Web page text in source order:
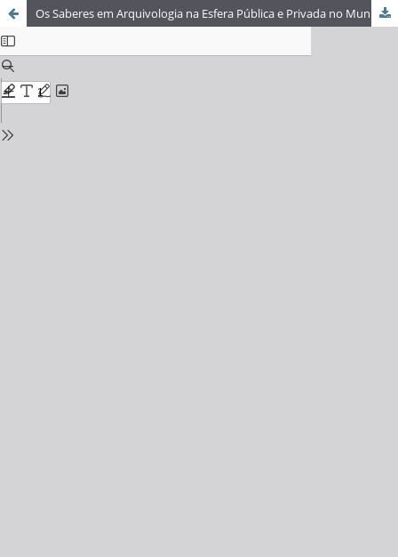
Os Saberes em Arquivologia na Esfera Pública e Privada no Município de Curitiba